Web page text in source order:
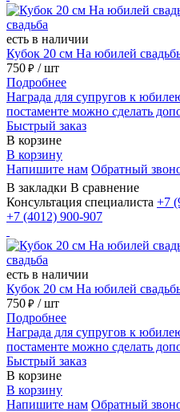
есть в наличии
Кубок 20 см На юбилей
750 ₽ / шт
Подробнее
Награда для супругов к
постаменте можно сделать
Быстрый заказ
В корзине
В корзину
Напишите нам Обратный
В закладки В сравнение
Консультация специалиста +7
+7 (4012) 900-907
есть в наличии
Кубок 20 см На юбилей
750 ₽ / шт
Подробнее
Награда для супругов к
постаменте можно сделать
Быстрый заказ
В корзине
В корзину
Напишите нам Обратный